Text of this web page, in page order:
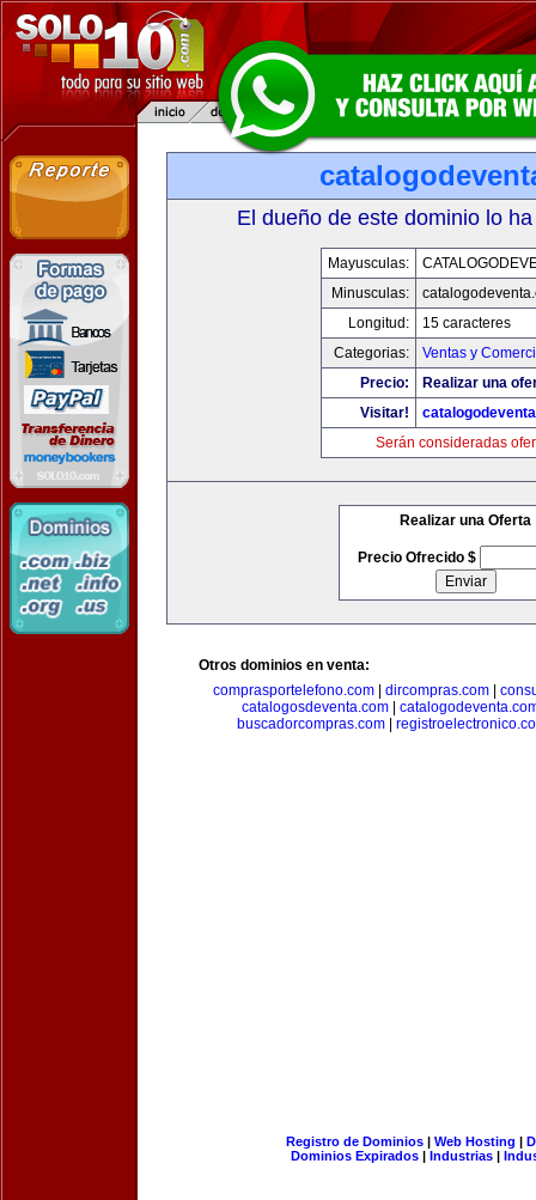
El dueño de este dominio lo
Mayusculas:
Minusculas:
Longitud:
15 caracteres
Categorias:
Ventas y
Precio:
Realizar una
Visitar!
Serán consideradas
Realizar una Oferta
Precio Ofrecido $
Otros dominios en venta:
comprasportelefono.com
dircompras.com
catalogosdeventa.com
buscadorcompras.com
Registro de Dominios| Web Hosting |
Dominios Expirados | Industrias |